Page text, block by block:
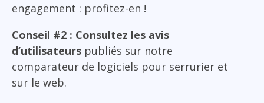
engagement : profitez-en !
Conseil #2 : Consultez les avis
d’utilisateurs publiés sur notre
comparateur de logiciels pour serrurier et
sur le web.